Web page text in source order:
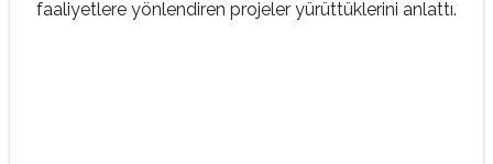
faaliyetlere yönlendiren projeler yürüttüklerini anlattı.